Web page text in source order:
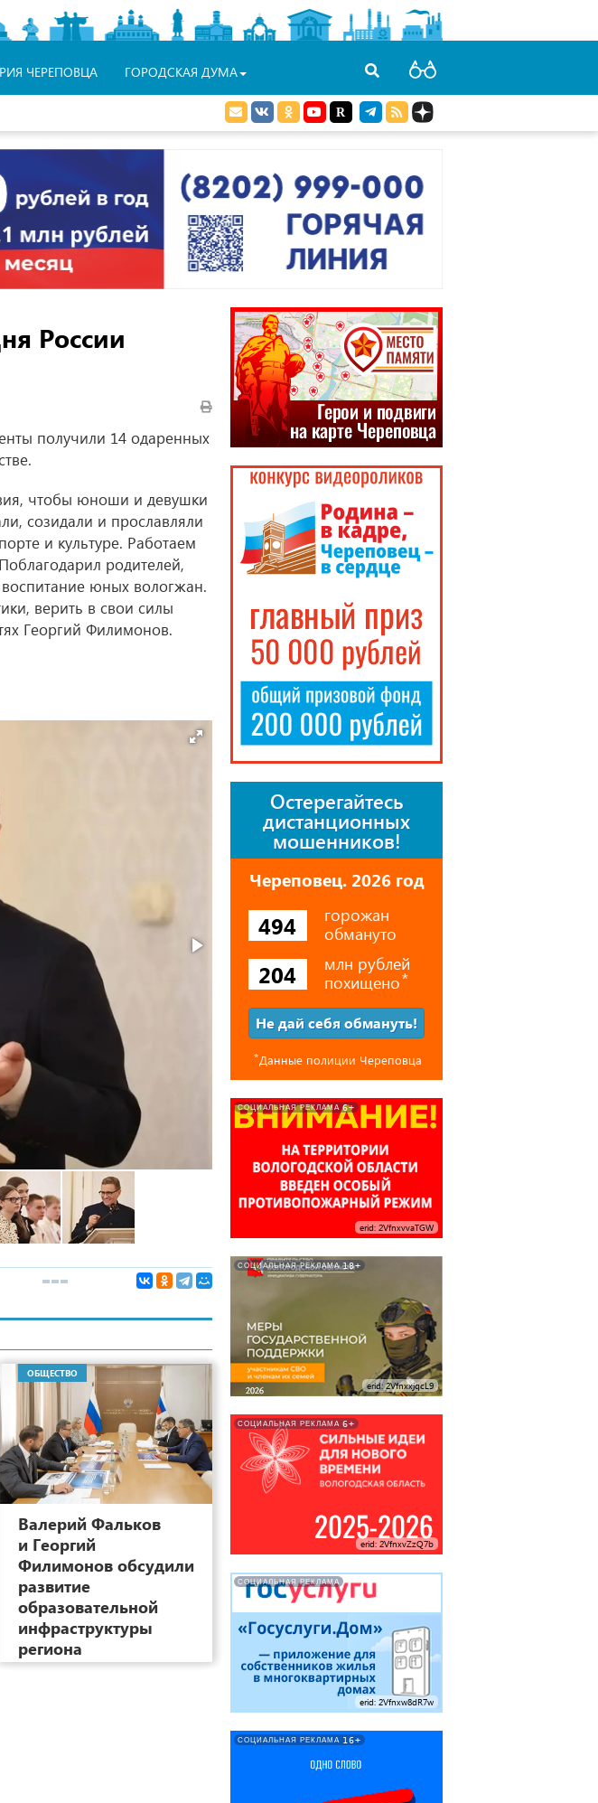
ЧЕРЕПОВЦА ГОРОДСКАЯ ДУМА
России
получили 14 одаренных
чтобы юноши и девушки
созидали и прославляли
и культуре. Работаем
родителей,
юных вологжан.
верить в свои силы
Георгий Филимонов.
ОБЩЕСТВО
Валерий Фальков
и Георгий
Филимонов обсудили
развитие
образовательной
инфраструктуры
региона
Остерегайтесь
дистанционных
мошенников!
Череповец. 2026 год
494
горожан
обмануто
204
млн рублей
похищено⃰
Не дай себя обмануть!
⃰Данные полиции Череповца
СОЦИАЛЬНАЯ РЕКЛАМА 6+
erid: 2VfnxvvaTGW
СОЦИАЛЬНАЯ РЕКЛАМА 18+
erid: 2VfnxxjqcL9
СОЦИАЛЬНАЯ РЕКЛАМА 6+
erid: 2VfnxvZzQ7b
СОЦИАЛЬНАЯ РЕКЛАМА
erid: 2Vfnxw8dR7w
СОЦИАЛЬНАЯ РЕКЛАМА 16+